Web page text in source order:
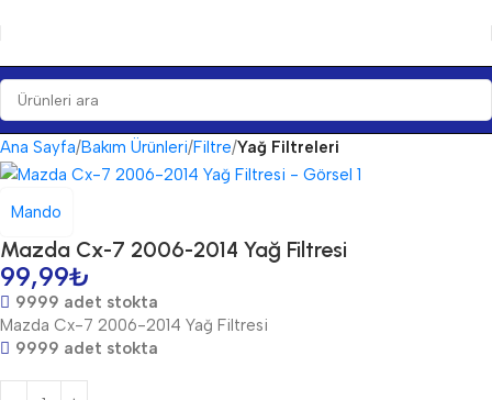
Ana Sayfa Bakım Ürünleri Filtre Yağ Filtreleri
Mando
Mazda Cx-7 2006-2014 Yağ Filtresi
99,99₺
9999 adet stokta
Mazda Cx-7 2006-2014 Yağ Filtresi
9999 adet stokta